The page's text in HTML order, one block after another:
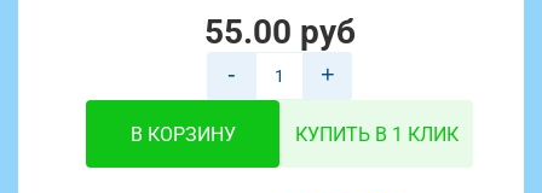
55.00 руб
- +
В КОРЗИНУ КУПИТЬ В 1 КЛИК